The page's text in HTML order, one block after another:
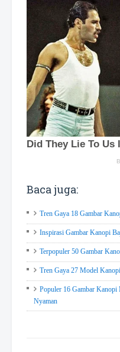
Baca juga:
Tren Gaya 18 Gambar
Inspirasi Gambar Kanopi
Terpopuler 50 Gambar
Tren Gaya 27 Model
Populer 16 Gambar
Nyaman